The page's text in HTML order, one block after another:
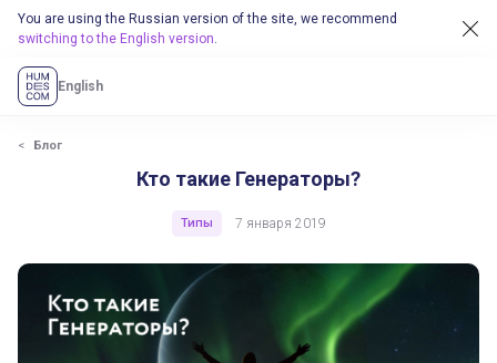
You are using the Russian version of the site, we recommend
switching to the English version.
English
Блог
Кто такие Генераторы?
Типы 7 января 2019